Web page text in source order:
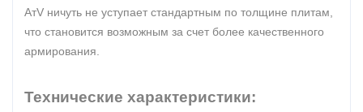
АтV ничуть не уступает стандартным по толщине плитам,
что становится возможным за счет более качественного
армирования.
Технические характеристики: